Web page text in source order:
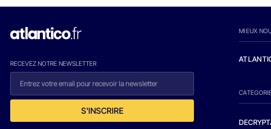
RECEVEZ NOTRE NEWSLETTER
S'INSCRIRE
MIEUX